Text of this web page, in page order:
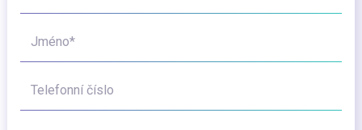
Jméno*
Telefonní číslo